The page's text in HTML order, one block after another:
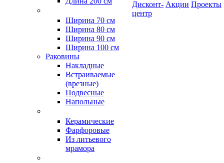
Ширина 70 см
Ширина 80 см
Ширина 90 см
Ширина 100 см
Раковины
Накладные
Встраиваемые
(врезные)
Подвесные
Напольные
Керамические
Фарфоровые
Из литьевого
мрамора
Дисконт-
центр
Акции Проекты